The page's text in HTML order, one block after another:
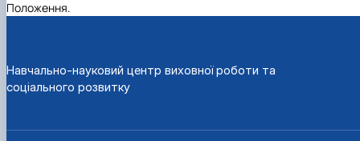
Положення.
Навчально-науковий центр виховної роботи та
соціального розвитку